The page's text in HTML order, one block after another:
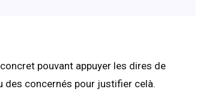
pouvant appuyer les dires de
des concernés pour justifier celà.